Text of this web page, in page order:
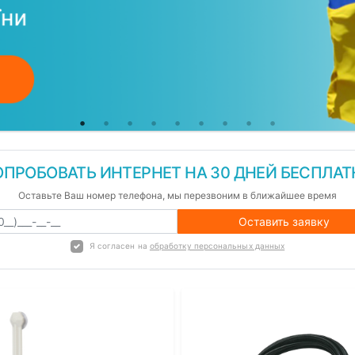
ИНТЕРНЕТ НА 30 ДНЕЙ
Оставьте Ваш номер телефона, мы перезвоним в ближайшее время
Оставить заявку
Я согласен на обработку персональных данных